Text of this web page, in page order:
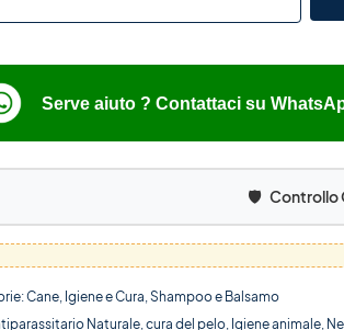
Serve aiuto ? Contattaci su
🛡️ Controllo
Cane, Igiene e Cura,Shampoo e Balsamo
Naturale,cura del pelo, Igiene animale,